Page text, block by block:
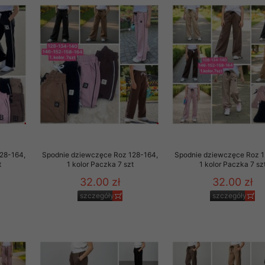
164,
Spodnie dziewczęce Roz 128-164,
1 kolor Paczka 7 szt
32.00 zł
szczegóły
Spodnie dziewczęce Roz
1 kolor Paczka 7
32.00 zł
szczegóły
29 sierpnia 1997 r. o
przechowujemy na
jedynie uprawnieni
swoich danych w celu
osobom trzecim,
na podstawie
na komputerze Klienta
naszej oferty do
internetowej
tych plików
na komputerze